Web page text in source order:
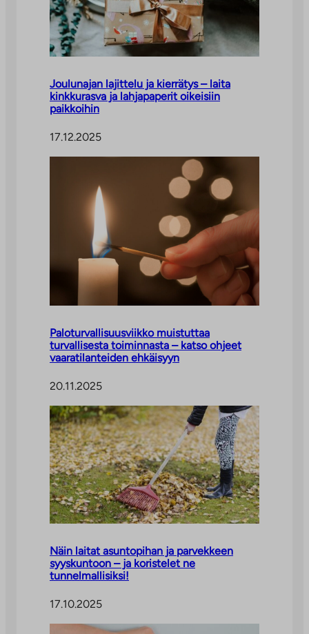
Joulunajan lajittelu ja kierrätys – laita
kinkkurasva ja lahjapaperit oikeisiin
paikkoihin
17.12.2025
Paloturvallisuusviikko muistuttaa
turvallisesta toiminnasta – katso ohjeet
vaaratilanteiden ehkäisyyn
20.11.2025
Näin laitat asuntopihan ja parvekkeen
syyskuntoon – ja koristelet ne
tunnelmallisiksi!
17.10.2025